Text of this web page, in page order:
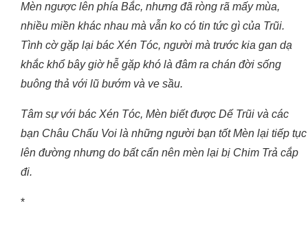
Mèn ngược lên phía Bắc, nhưng đã ròng rã mấy mùa,
nhiều miền khác nhau mà vẫn ko có tin tức gì của Trũi.
Tình cờ gặp lại bác Xén Tóc, người mà trước kia gan dạ
khắc khổ bây giờ hễ gặp khó là đâm ra chán đời sống
buông thả với lũ bướm và ve sầu.
Tâm sự với bác Xén Tóc, Mèn biết được Dế Trũi và các
bạn Châu Chấu Voi là những người bạn tốt Mèn lại tiếp tục
lên đường nhưng do bất cẩn nên mèn lại bị Chim Trả cắp
đi.
*